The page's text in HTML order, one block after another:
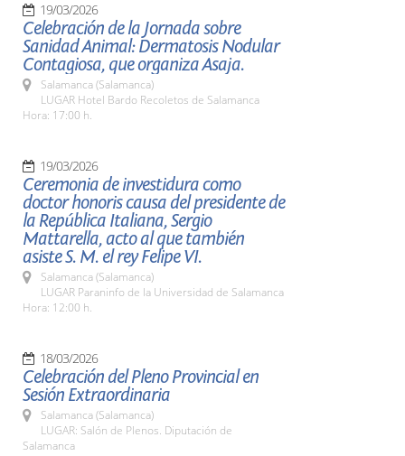
19/03/2026
Celebración de la Jornada sobre
Sanidad Animal: Dermatosis Nodular
Contagiosa, que organiza Asaja.
Salamanca (Salamanca)
LUGAR Hotel Bardo Recoletos de Salamanca
Hora: 17:00 h.
19/03/2026
Ceremonia de investidura como
doctor honoris causa del presidente de
la República Italiana, Sergio
Mattarella, acto al que también
asiste S. M. el rey Felipe VI.
Salamanca (Salamanca)
LUGAR Paraninfo de la Universidad de Salamanca
Hora: 12:00 h.
18/03/2026
Celebración del Pleno Provincial en
Sesión Extraordinaria
Salamanca (Salamanca)
LUGAR: Salón de Plenos. Diputación de
Salamanca